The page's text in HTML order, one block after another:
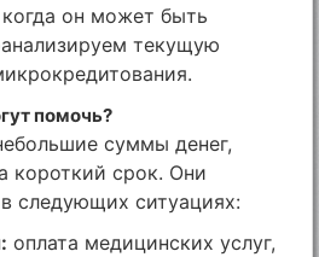
он может быть
текущую
помочь?
суммы денег,
короткий срок. Они
следующих ситуациях:
оплата медицинских услуг,